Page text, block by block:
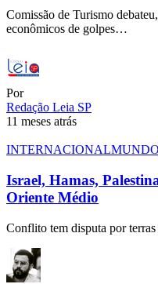
Comissão de Turismo
econômicos de golpes…
Por
Redação Leia SP
11 meses atrás
INTERNACIONALMUNDO
Israel, Hamas,
Oriente Médio
Conflito tem disputa por